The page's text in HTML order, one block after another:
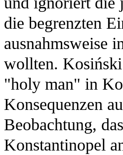
die begrenzten
ausnahmsweise
wollten. Kosiński
"holy man" in
Konsequenzen
Beobachtung,
Konstantinopel